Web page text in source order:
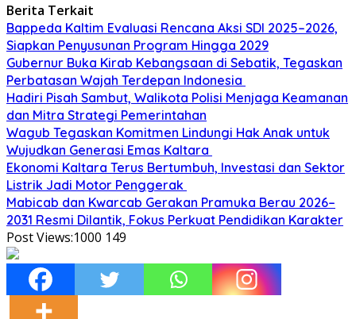
Berita Terkait
Bappeda Kaltim Evaluasi Rencana Aksi SDI 2025–2026,
Siapkan Penyusunan Program Hingga 2029
Gubernur Buka Kirab Kebangsaan di Sebatik, Tegaskan
Perbatasan Wajah Terdepan Indonesia
Hadiri Pisah Sambut, Walikota Polisi Menjaga Keamanan
dan Mitra Strategi Pemerintahan
Wagub Tegaskan Komitmen Lindungi Hak Anak untuk
Wujudkan Generasi Emas Kaltara
Ekonomi Kaltara Terus Bertumbuh, Investasi dan Sektor
Listrik Jadi Motor Penggerak
Mabicab dan Kwarcab Gerakan Pramuka Berau 2026–
2031 Resmi Dilantik, Fokus Perkuat Pendidikan Karakter
Post Views:1000 149